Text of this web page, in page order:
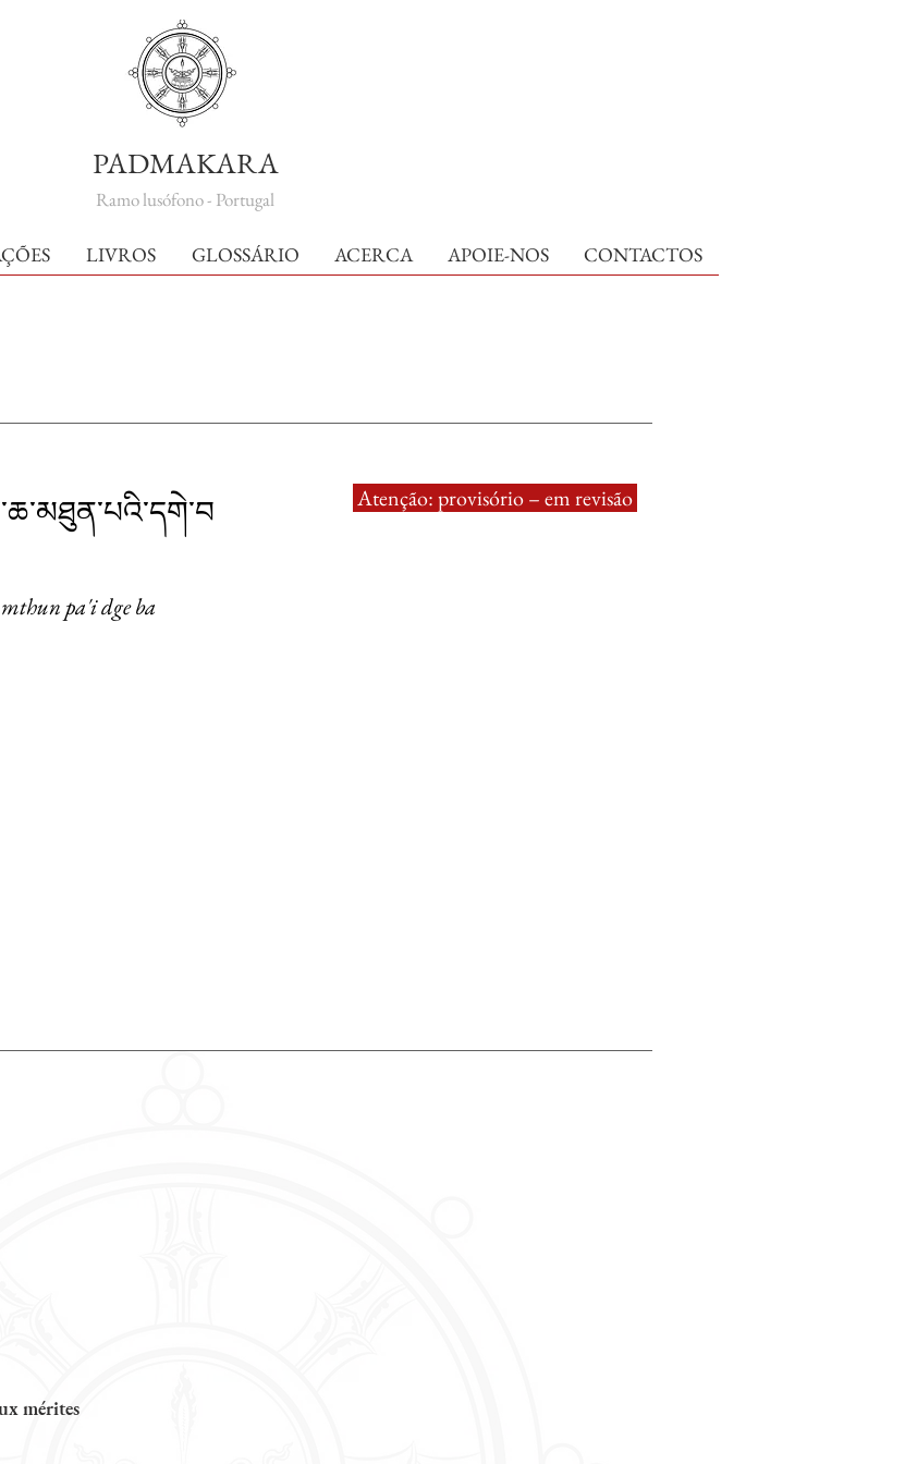
PADMAKARA
Ramo lusófono - Portugal
LIVROS GLOSSÁRIO ACERCA APOIE-NOS CONTACTOS
pa'i dge ba
Atenção: provisório – em revisão
mérites